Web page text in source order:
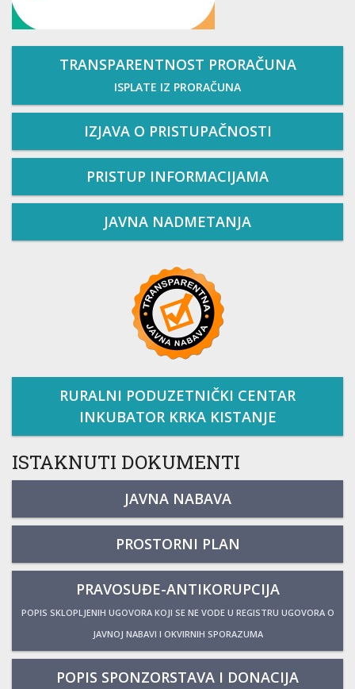
TRANSPARENTNOST PRORAČUNA
ISPLATE IZ PRORAČUNA
IZJAVA O PRISTUPAČNOSTI
PRISTUP INFORMACIJAMA
JAVNA NADMETANJA
RURALNI PODUZETNIČKI CENTAR
INKUBATOR KRKA KISTANJE
ISTAKNUTI DOKUMENTI
JAVNA NABAVA
PROSTORNI PLAN
PRAVOSUĐE-ANTIKORUPCIJA
POPIS SKLOPLJENIH UGOVORA KOJI SE NE VODE U REGISTRU UGOVORA O
JAVNOJ NABAVI I OKVIRNIH SPORAZUMA
POPIS SPONZORSTAVA I DONACIJA